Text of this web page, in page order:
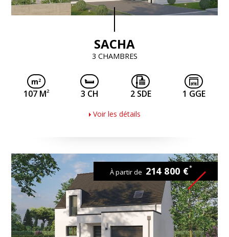
SACHA
3 CHAMBRES
107 M2 3 CH 2 SDE 1 GGE
Voir les détails
À partir de 214 800 €*